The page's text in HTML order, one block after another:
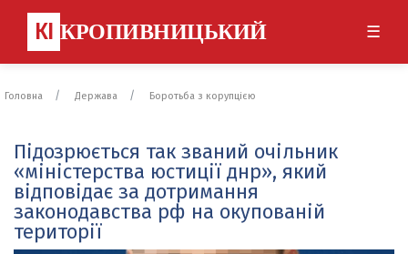
КІ КРОПИВНИЦЬКИЙ ☰
Головна Держава Боротьба з корупцією
Підозрюється так званий очільник
«міністерства юстиції днр», який
відповідає за дотримання
законодавства рф на окупованій
території